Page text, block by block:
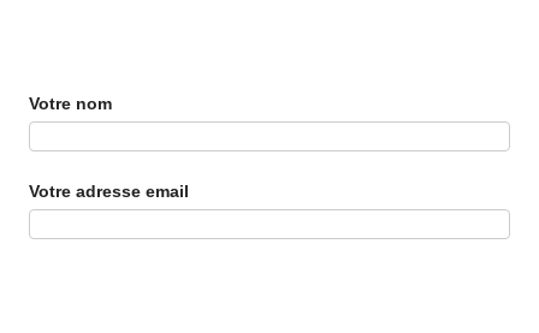
Votre nom
Votre adresse email